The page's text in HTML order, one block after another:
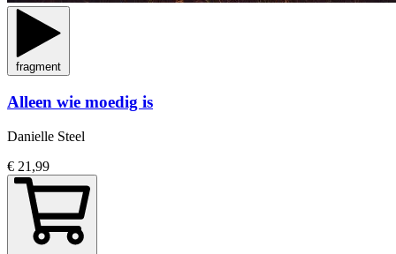
fragment
Alleen wie moedig is
Danielle Steel
€ 21,99